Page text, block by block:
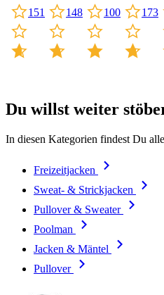
151 148 100 173
Du willst weiter
In diesen Kategorien findest Du
Freizeitjacken
Sweat- & Strickjacken
Pullover & Sweater
Poolman
Jacken & Mäntel
Pullover